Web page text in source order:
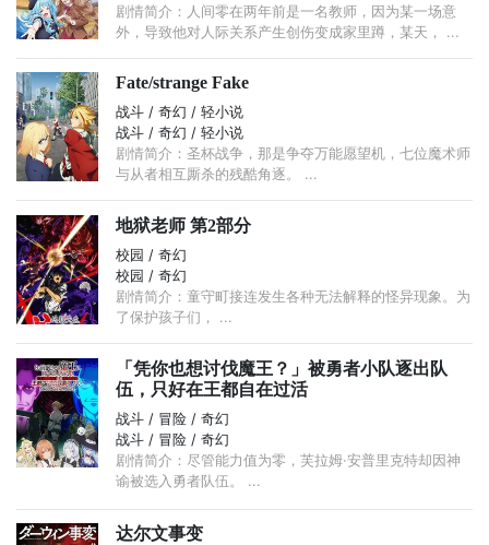
剧情简介：人间零在两年前是一名教师，因为某一场意
外，导致他对人际关系产生创伤变成家里蹲，某天， ...
Fate/strange Fake
战斗 / 奇幻 / 轻小说
战斗 / 奇幻 / 轻小说
剧情简介：圣杯战争，那是争夺万能愿望机，七位魔术师
与从者相互厮杀的残酷角逐。 ...
地狱老师 第2部分
校园 / 奇幻
校园 / 奇幻
剧情简介：童守町接连发生各种无法解释的怪异现象。为
了保护孩子们， ...
「凭你也想讨伐魔王？」被勇者小队逐出队
伍，只好在王都自在过活
战斗 / 冒险 / 奇幻
战斗 / 冒险 / 奇幻
剧情简介：尽管能力值为零，芙拉姆·安普里克特却因神
谕被选入勇者队伍。 ...
达尔文事变